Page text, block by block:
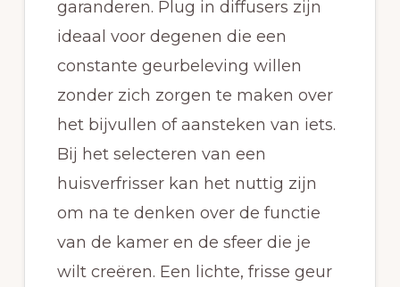
garanderen. Plug in diffusers zijn
ideaal voor degenen die een
constante geurbeleving willen
zonder zich zorgen te maken over
het bijvullen of aansteken van iets.
Bij het selecteren van een
huisverfrisser kan het nuttig zijn
om na te denken over de functie
van de kamer en de sfeer die je
wilt creëren. Een lichte, frisse geur